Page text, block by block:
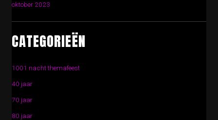
oktober 2023
CATEGORIEËN
1001 nacht themafeest
40 jaar
70 jaar
80 jaar